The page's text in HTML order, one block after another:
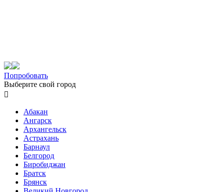
Попробовать
Выберите свой город

Абакан
Ангарск
Архангельск
Астрахань
Барнаул
Белгород
Биробиджан
Братск
Брянск